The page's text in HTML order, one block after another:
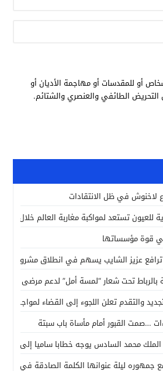
أو للمقدسات أو مهاجمة الأديان أو
التحريض الطائفي والعنصري والشتائم.
لاخنوش في ظل الانتقادات
للعيون تستعد لمواكبة مغاربة العالم خلال
قوة مؤسساتها
ترافع عزيز الشايب يسهم في انطلاق مشروع
بالرباط تحت شعار “لمسة أمل” لدعم مرضى
والتقدم تعلن اللجوء إلى القضاء لمواجهة
…صمت القبور أمام مأساة باب سبتة
محمد السادس يوجه خطابا ساميا إلى
ليلة عنوانها الكلمة الصادقة في